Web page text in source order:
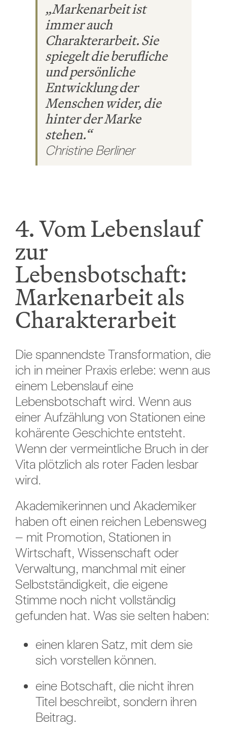
„Markenarbeit ist
immer auch
Charakterarbeit. Sie
spiegelt die berufliche
und persönliche
Entwicklung der
Menschen wider, die
hinter der Marke
stehen.“
Christine Berliner
4. Vom Lebenslauf
zur
Lebensbotschaft:
Markenarbeit als
Charakterarbeit
Die spannendste Transformation, die
ich in meiner Praxis erlebe: wenn aus
einem Lebenslauf eine
Lebensbotschaft wird. Wenn aus
einer Aufzählung von Stationen eine
kohärente Geschichte entsteht.
Wenn der vermeintliche Bruch in der
Vita plötzlich als roter Faden lesbar
wird.
Akademikerinnen und Akademiker
haben oft einen reichen Lebensweg
– mit Promotion, Stationen in
Wirtschaft, Wissenschaft oder
Verwaltung, manchmal mit einer
Selbstständigkeit, die eigene
Stimme noch nicht vollständig
gefunden hat. Was sie selten haben:
einen klaren Satz, mit dem sie
sich vorstellen können.
eine Botschaft, die nicht ihren
Titel beschreibt, sondern ihren
Beitrag.